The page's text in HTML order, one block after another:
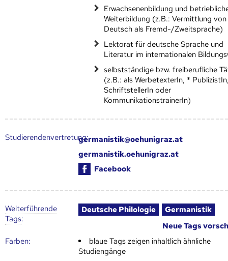
Erwachsenenbildung und
Weiterbildung (z.B.: Vermittlung von
Deutsch als Fremd-/Zweitsprache)
Lektorat für deutsche Sprache und
Literatur im internationalen
selbstständige bzw. freiberufliche
(z.B.: als WerbetexterIn, *
SchriftstellerIn oder
KommunikationstrainerIn)
Studierendenvertretung:germanistik@oehunigraz.at
germanistik.oehunigraz.at
Facebook
Weiter­führende
Tags:
Deutsche Philologie
Germanistik
Neue Tags
Farben:
blaue Tags zeigen inhaltlich ähnliche
Studiengänge